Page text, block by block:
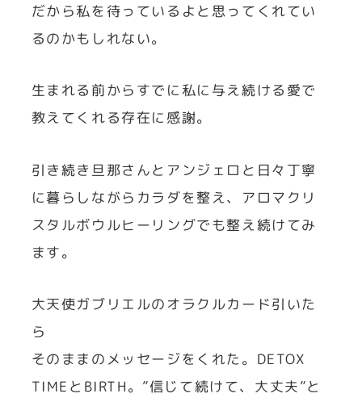
だから私を待っているよと思ってくれてい
るのかもしれない。
生まれる前からすでに私に与え続ける愛で
教えてくれる存在に感謝。
引き続き旦那さんとアンジェロと日々丁寧
に暮らしながらカラダを整え、アロマクリ
スタルボウルヒーリングでも整え続けてみ
ます。
大天使ガブリエルのオラクルカード引いた
ら
そのままのメッセージをくれた。DETOX
TIMEとBIRTH。”信じて続けて、大丈夫”と